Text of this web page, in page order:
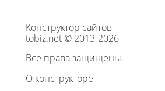
Конструктор сайтов
tobiz.net © 2013-2026
Все права защищены.
О конструкторе